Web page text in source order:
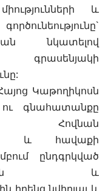
և
նկատելով
գրասենյակի
Կաթողիկոսն
ու գնահատանքը
Հովնան
և հավաքի
ընդգրկված
և